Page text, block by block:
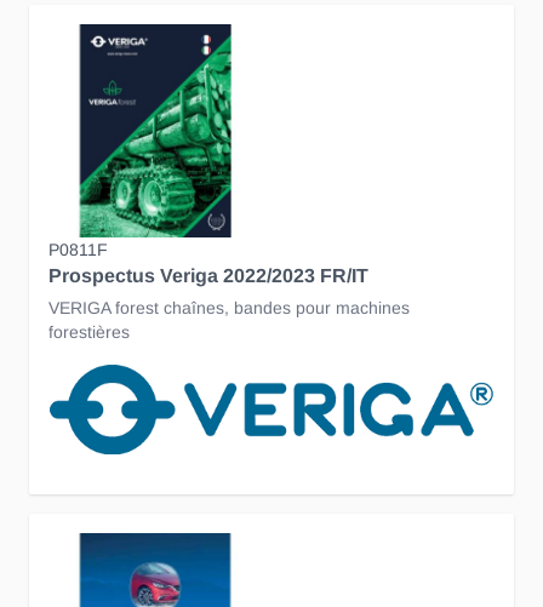
P0811F
Prospectus Veriga 2022/2023 FR/IT
VERIGA forest chaînes, bandes pour machines
forestières